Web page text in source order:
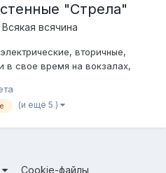
"Стрела"
Всякая всячина
вторичные,
в свое время на вокзалах,
толпой вторичных часов
все часы в здании
(и ещё 5 )
Cookie-файлы